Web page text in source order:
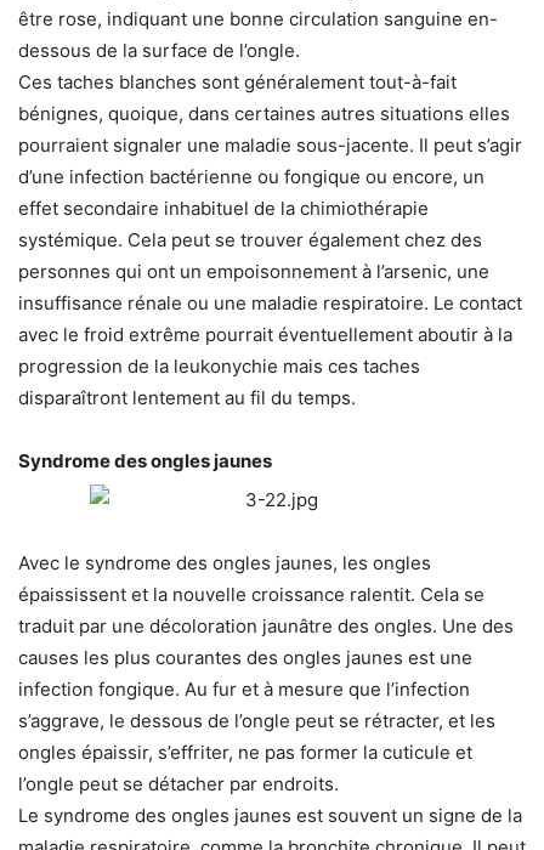
être rose, indiquant une bonne circulation sanguine en-
dessous de la surface de l’ongle.
Ces taches blanches sont généralement tout-à-fait
bénignes, quoique, dans certaines autres situations elles
pourraient signaler une maladie sous-jacente. Il peut s’agir
d’une infection bactérienne ou fongique ou encore, un
effet secondaire inhabituel de la chimiothérapie
systémique. Cela peut se trouver également chez des
personnes qui ont un empoisonnement à l’arsenic, une
insuffisance rénale ou une maladie respiratoire. Le contact
avec le froid extrême pourrait éventuellement aboutir à la
progression de la leukonychie mais ces taches
disparaîtront lentement au fil du temps.
Syndrome des ongles jaunes
Avec le syndrome des ongles jaunes, les ongles
épaississent et la nouvelle croissance ralentit. Cela se
traduit par une décoloration jaunâtre des ongles. Une des
causes les plus courantes des ongles jaunes est une
infection fongique. Au fur et à mesure que l’infection
s’aggrave, le dessous de l’ongle peut se rétracter, et les
ongles épaissir, s’effriter, ne pas former la cuticule et
l’ongle peut se détacher par endroits.
Le syndrome des ongles jaunes est souvent un signe de la